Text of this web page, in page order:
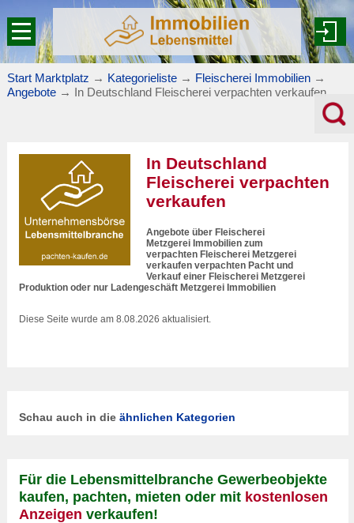
Start Marktplatz → Kategorieliste → Fleischerei Immobilien →
Angebote → In Deutschland Fleischerei verpachten verkaufen
In Deutschland
Fleischerei verpachten
verkaufen
Angebote über Fleischerei
Metzgerei Immobilien zum
verpachten Fleischerei Metzgerei
verkaufen verpachten Pacht und
Verkauf einer Fleischerei Metzgerei
Produktion oder nur Ladengeschäft Metzgerei Immobilien
Diese Seite wurde am 8.08.2026 aktualisiert.
Schau auch in die ähnlichen Kategorien
Für die Lebensmittelbranche Gewerbeobjekte
kaufen, pachten, mieten oder mit kostenlosen
Anzeigen verkaufen!